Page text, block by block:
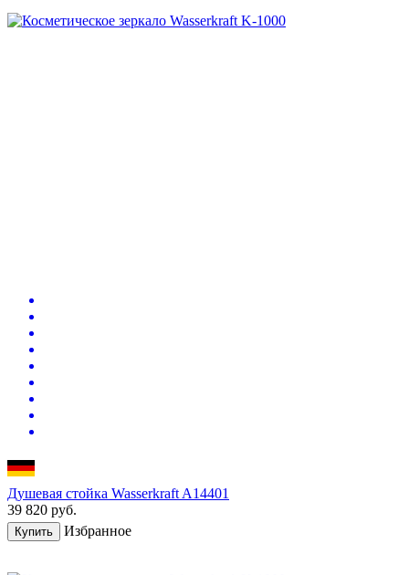
Душевая стойка Wasserkraft A14401
39 820 руб.
Купить Избранное